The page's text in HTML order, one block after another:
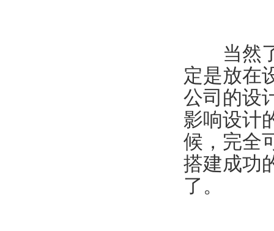
当然了
定是放在
公司的设
影响设计
候，完全
搭建成功
了。